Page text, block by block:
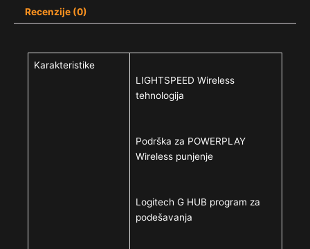
Recenzije (0)
Karakteristike
LIGHTSPEED Wireless
tehnologija
Podrška za POWERPLAY
Wireless punjenje
Logitech G HUB program za
podešavanja